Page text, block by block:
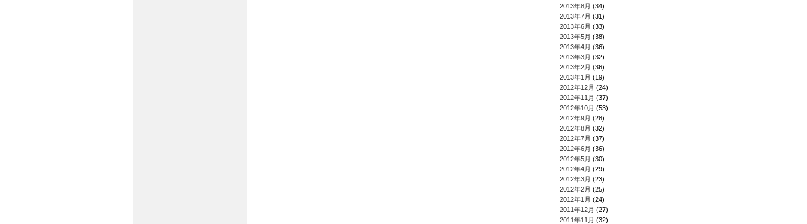
2013年8月 (34)
2013年7月 (31)
2013年6月 (33)
2013年5月 (38)
2013年4月 (36)
2013年3月 (32)
2013年2月 (36)
2013年1月 (19)
2012年12月 (24)
2012年11月 (37)
2012年10月 (53)
2012年9月 (28)
2012年8月 (32)
2012年7月 (37)
2012年6月 (36)
2012年5月 (30)
2012年4月 (29)
2012年3月 (23)
2012年2月 (25)
2012年1月 (24)
2011年12月 (27)
2011年11月 (32)